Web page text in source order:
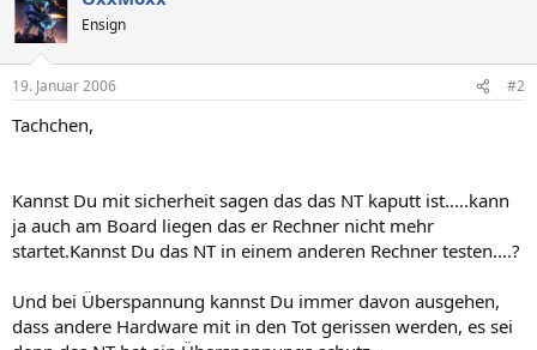
Ensign
19. Januar 2006 #2
Tachchen,
Kannst Du mit sicherheit sagen das das NT kaputt ist.....kann
ja auch am Board liegen das er Rechner nicht mehr
startet.Kannst Du das NT in einem anderen Rechner testen....?
Und bei Überspannung kannst Du immer davon ausgehen,
dass andere Hardware mit in den Tot gerissen werden, es sei